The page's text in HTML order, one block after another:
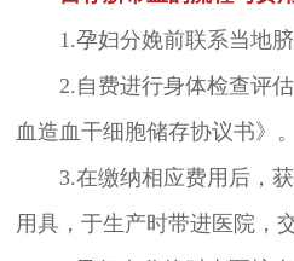
1.孕妇分娩前联系当地脐
2.自费进行身体检查评估
血造血干细胞储存协议书》。
3.在缴纳相应费用后，获
用具，于生产时带进医院，